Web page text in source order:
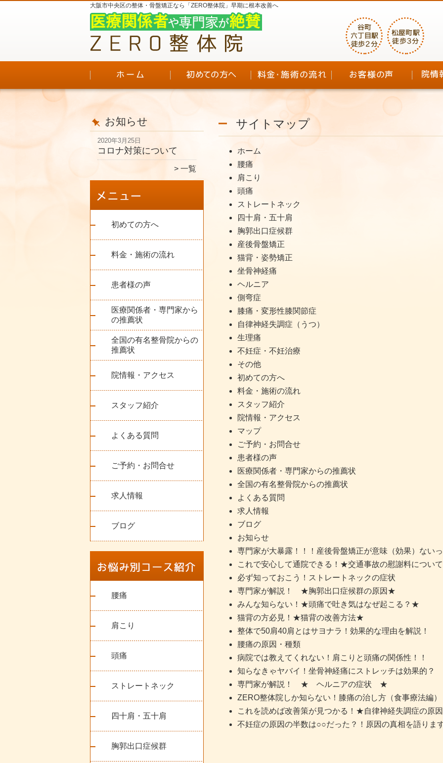
大阪市中央区の整体・骨盤矯正なら「ZERO整体院」早期に根本改善へ
お知らせ
2020年3月25日
コロナ対策について
一覧
初めての方へ
料金・施術の流れ
患者様の声
医療関係者・専門家から
の推薦状
全国の有名整骨院からの
推薦状
院情報・アクセス
スタッフ紹介
よくある質問
ご予約・お問合せ
求人情報
ブログ
腰痛
肩こり
頭痛
ストレートネック
四十肩・五十肩
胸郭出口症候群
サイトマップ
ホーム
腰痛
肩こり
頭痛
ストレートネック
四十肩・五十肩
胸郭出口症候群
産後骨盤矯正
猫背・姿勢矯正
坐骨神経痛
ヘルニア
側弯症
膝痛・変形性膝関節症
自律神経失調症（うつ）
生理痛
不妊症・不妊治療
その他
初めての方へ
料金・施術の流れ
スタッフ紹介
院情報・アクセス
マップ
ご予約・お問合せ
患者様の声
医療関係者・専門家からの推薦状
全国の有名整骨院からの推薦状
よくある質問
求人情報
ブログ
お知らせ
専門家が大暴露！！！産後骨盤矯正が意味（効果）ない
これで安心して通院できる！★交通事故の慰謝料につい
必ず知っておこう！ストレートネックの症状
専門家が解説！ ★胸郭出口症候群の原因★
みんな知らない！★頭痛で吐き気はなぜ起こる？★
猫背の方必見！★猫背の改善方法★
整体で50肩40肩とはサヨナラ！効果的な理由を解説！
腰痛の原因・種類
病院では教えてくれない！肩こりと頭痛の関係性！！
知らなきゃヤバイ！坐骨神経痛にストレッチは効果的？
専門家が解説！ ★ ヘルニアの症状 ★
ZERO整体院しか知らない！膝痛の治し方（食事療法編）
これを読めば改善策が見つかる！★自律神経失調症の原
不妊症の原因の半数は○○だった？！原因の真相を語りま